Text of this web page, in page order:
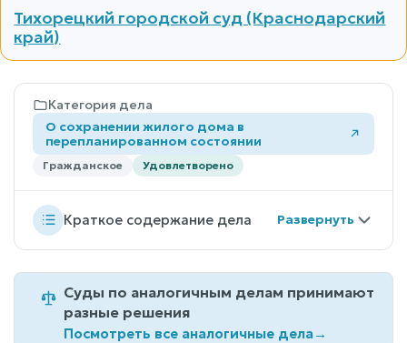
Тихорецкий городской суд (Краснодарский
край)
Категория дела
О сохранении жилого дома в
перепланированном состоянии
Гражданское Удовлетворено
Краткое содержание дела
Суды по аналогичным делам принимают
разные решения
Посмотреть все аналогичные дела→